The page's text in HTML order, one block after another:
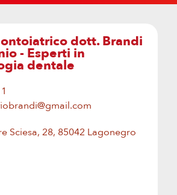
dott. Brandi
- Esperti in
dentale
Sciesa, 28, 85042 Lagonegro